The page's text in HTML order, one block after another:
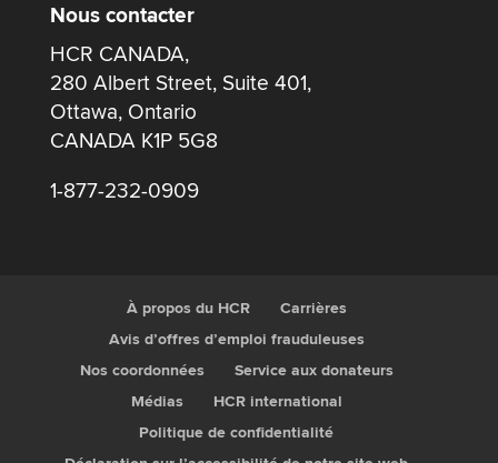
Nous contacter
HCR CANADA,
280 Albert Street, Suite 401,
Ottawa, Ontario
CANADA K1P 5G8
1-877-232-0909
À propos du HCR
Carrières
Avis d’offres d’emploi frauduleuses
Nos coordonnées
Service aux donateurs
Médias
HCR international
Politique de confidentialité